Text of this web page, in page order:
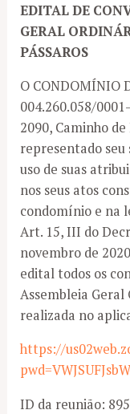
EDITAL DE
GERAL
PÁSSAROS
O CONDOMÍNIO
004.260.058/
2090, Caminho
representado seu
uso de suas
nos seus atos
condomínio e na
Art. 15, III do
novembro de
edital todos os
Assembleia
realizada no
https://
ID da reunião: